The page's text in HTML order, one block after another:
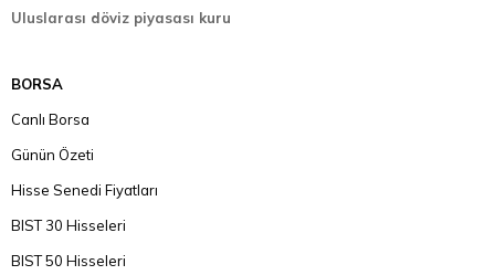
Uluslarası döviz piyasası kuru
BORSA
Canlı Borsa
Günün Özeti
Hisse Senedi Fiyatları
BIST 30 Hisseleri
BIST 50 Hisseleri